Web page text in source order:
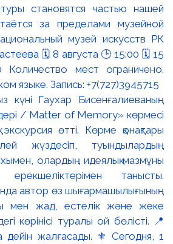
становятся частью нашей
за пределами музейной
музей искусств РК
🗓 8 августа 🕒 15:00 🗓 15
мест ограничено.
языке. Запись: +7(727)3945715